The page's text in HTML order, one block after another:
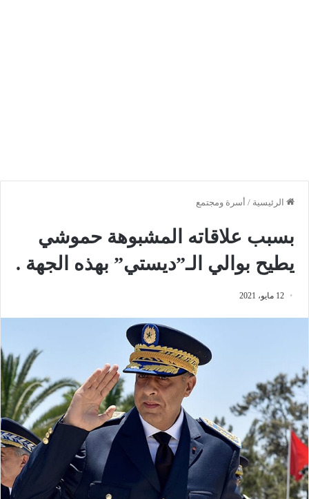
الرئيسية / أسرة ومجتمع
بسبب علاقاته المشبوهة حموشي
يطيح بوالي الـ”ديستي” بهذه الجهة .
12 مايو، 2021